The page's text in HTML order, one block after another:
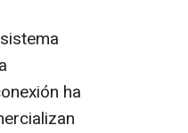
ha